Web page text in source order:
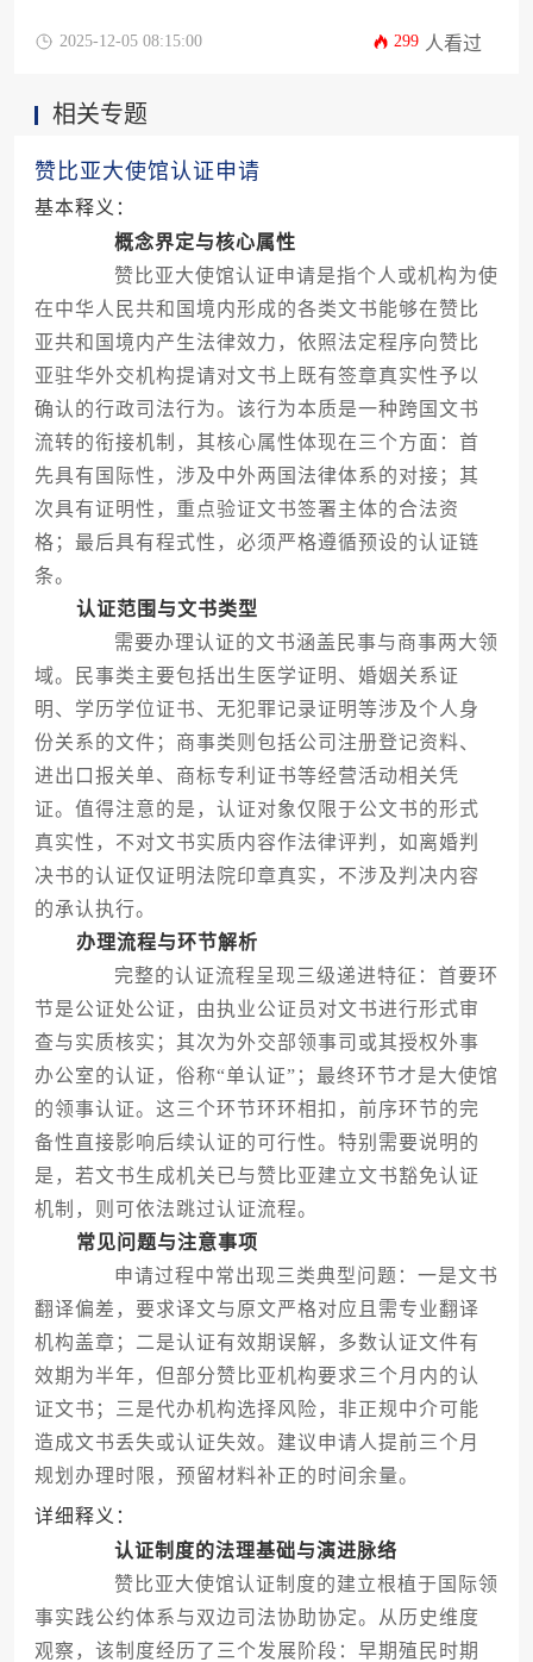
深度探讨如何规避跨国认证风险，并提供实操性极
2025-12-05 08:15:00 299 人看过
相关专题
赞比亚大使馆认证申请
基本释义：
概念界定与核心属性
赞比亚大使馆认证申请是指个人或机构为使
在中华人民共和国境内形成的各类文书能够在赞比
亚共和国境内产生法律效力，依照法定程序向赞比
亚驻华外交机构提请对文书上既有签章真实性予以
确认的行政司法行为。该行为本质是一种跨国文书
流转的衔接机制，其核心属性体现在三个方面：首
先具有国际性，涉及中外两国法律体系的对接；其
次具有证明性，重点验证文书签署主体的合法资
格；最后具有程式性，必须严格遵循预设的认证链
条。
认证范围与文书类型
需要办理认证的文书涵盖民事与商事两大领
域。民事类主要包括出生医学证明、婚姻关系证
明、学历学位证书、无犯罪记录证明等涉及个人身
份关系的文件；商事类则包括公司注册登记资料、
进出口报关单、商标专利证书等经营活动相关凭
证。值得注意的是，认证对象仅限于公文书的形式
真实性，不对文书实质内容作法律评判，如离婚判
决书的认证仅证明法院印章真实，不涉及判决内容
的承认执行。
办理流程与环节解析
完整的认证流程呈现三级递进特征：首要环
节是公证处公证，由执业公证员对文书进行形式审
查与实质核实；其次为外交部领事司或其授权外事
办公室的认证，俗称“单认证”；最终环节才是大使馆
的领事认证。这三个环节环环相扣，前序环节的完
备性直接影响后续认证的可行性。特别需要说明的
是，若文书生成机关已与赞比亚建立文书豁免认证
机制，则可依法跳过认证流程。
常见问题与注意事项
申请过程中常出现三类典型问题：一是文书
翻译偏差，要求译文与原文严格对应且需专业翻译
机构盖章；二是认证有效期误解，多数认证文件有
效期为半年，但部分赞比亚机构要求三个月内的认
证文书；三是代办机构选择风险，非正规中介可能
造成文书丢失或认证失效。建议申请人提前三个月
规划办理时限，预留材料补正的时间余量。
详细释义：
认证制度的法理基础与演进脉络
赞比亚大使馆认证制度的建立根植于国际领
事实践公约体系与双边司法协助协定。从历史维度
观察，该制度经历了三个发展阶段：早期殖民时期